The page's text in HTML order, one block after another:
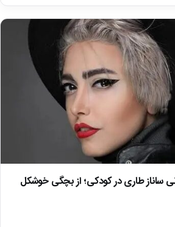
ساناز طاری در کودکی؛ از بچگی خوشکل